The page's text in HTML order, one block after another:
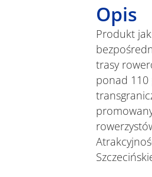
Opis
Produkt
trasy
ponad 110